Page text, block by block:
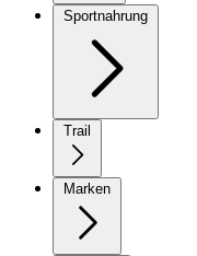
Sportnahrung
Trail
Marken